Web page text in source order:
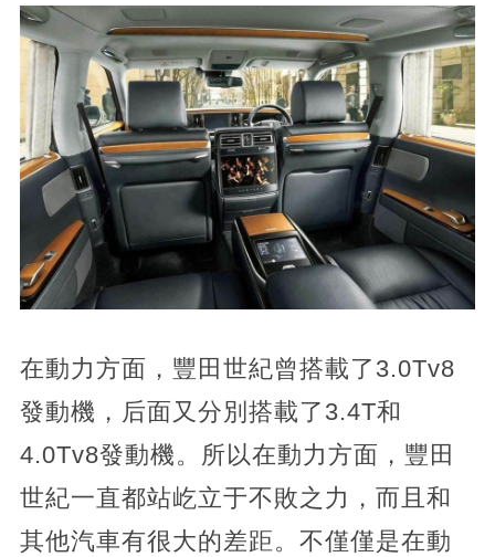
在動力方面，豐田世紀曾搭載了3.0Tv8
發動機，后面又分別搭載了3.4T和
4.0Tv8發動機。所以在動力方面，豐田
世紀一直都站屹立于不敗之力，而且和
其他汽車有很大的差距。不僅僅是在動